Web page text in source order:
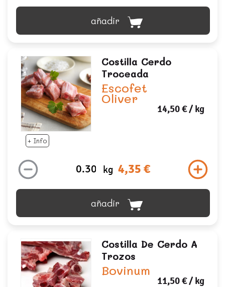
añadir
+ Info
Costilla Cerdo
Troceada
Escofet
Oliver
14,50 €/ kg
kg 4,35 €
añadir
Costilla De Cerdo A
Trozos
Bovinum
11,50 €/ kg